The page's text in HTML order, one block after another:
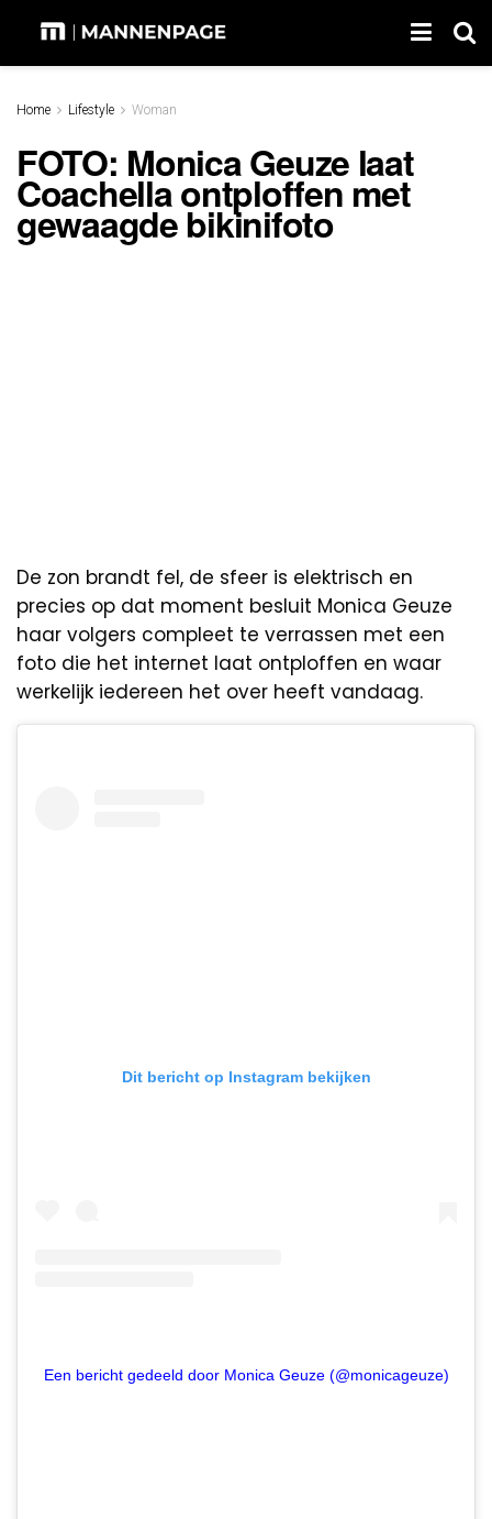
Home Lifestyle Woman
FOTO: Monica Geuze laat
Coachella ontploffen met
gewaagde bikinifoto
De zon brandt fel, de sfeer is elektrisch en
precies op dat moment besluit Monica Geuze
haar volgers compleet te verrassen met een
foto die het internet laat ontploffen en waar
werkelijk iedereen het over heeft vandaag.
Dit bericht op Instagram bekijken
Een bericht gedeeld door Monica Geuze (@monicageuze)